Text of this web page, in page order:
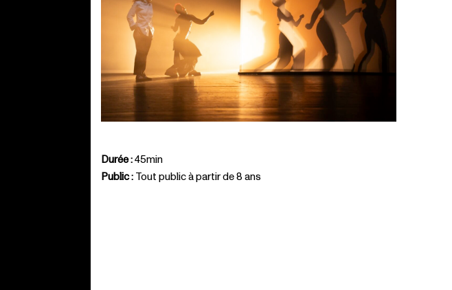
Durée :45min
Public :Tout public à partir de 8 ans